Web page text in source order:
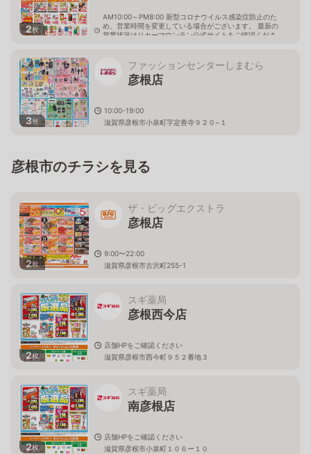
2枚
AM10:00～PM8:00 新型コロナウイルス感染症防止のた
め、営業時間を変更している場合がございます。 最新の
営業状況はリカーマウンテン公式サイトをご確認くださ
3枚
ファッションセンターしまむら
彦根店
10:00-19:00
滋賀県彦根市小泉町字定善寺９２０−１
彦根市のチラシを見る
2枚
ザ・ビッグエクストラ
彦根店
9:00〜22:00
滋賀県彦根市古沢町255-1
2枚
スギ薬局
彦根西今店
店舗HPをご確認ください
滋賀県彦根市西今町９５２番地３
2枚
スギ薬局
南彦根店
店舗HPをご確認ください
滋賀県彦根市小泉町１０６ー１０